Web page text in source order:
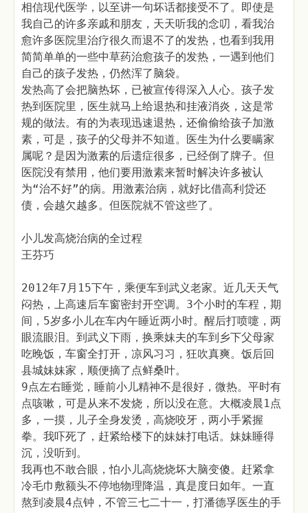
相信现代医学，以至讲一句坏话都接受不了。即使是
我自己的许多亲戚和朋友，天天听我的念叨，看我治
愈许多医院里治疗很久而退不了的发热，也看到我用
简简单单的一些中草药治愈孩子的发热，一遇到他们
自己的孩子发热，仍然浑了脑袋。
发热高了会把脑热坏，已被宣传得深入人心。孩子发
热到医院里，医生就马上给退热和挂液消炎，这是常
规的做法。有的为表现迅速退热，还偷偷给孩子加激
素，可是，孩子的父母并不知道。医生为什么要瞒家
属呢？是因为激素的后遗症很多，已经倒了牌子。但
医院没有禁用，他们要用激素来暂时解决许多被认
为“治不好”的病。用激素治病，就好比借高利贷还
债，会越欠越多。但医院就不管这些了。
小儿发高烧治病的全过程
王芬巧
2012年7月15下午，乘便车到武义老家。近几天天气
闷热，上高速后车窗密封开空调。3个小时的车程，期
间，5岁多小儿在车内午睡近两小时。醒后打喷嚏，两
眼流眼泪。到武义下雨，换乘妹夫的车到乡下父母家
吃晚饭，车窗全打开，凉风习习，狂吹真爽。饭后回
县城妹妹家，顺便摘了点鲜桑叶。
9点左右睡觉，睡前小儿精神不是很好，微热。平时有
点咳嗽，可是从来不发烧，所以没在意。大概凌晨1点
多，一摸，儿子全身发烫，高烧咬牙，两小手紧握
拳。我吓死了，赶紧给楼下的妹妹打电话。妹妹睡得
沉，没听到。
我再也不敢合眼，怕小儿高烧烧坏大脑变傻。赶紧拿
冷毛巾敷额头不停地物理降温，真是度日如年。一直
熬到凌晨4点钟，不管三七二十一，打潘德孚医生的手